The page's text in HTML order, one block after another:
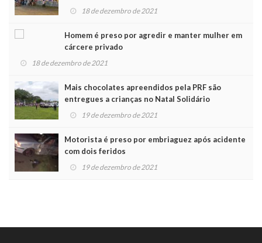
Noel
18 de dezembro de 2021
Homem é preso por agredir e manter mulher em
cárcere privado
18 de dezembro de 2021
Mais chocolates apreendidos pela PRF são
entregues a crianças no Natal Solidário
19 de dezembro de 2021
Motorista é preso por embriaguez após acidente
com dois feridos
19 de dezembro de 2021